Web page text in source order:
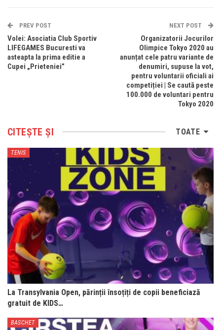
PREV POST
Volei: Asociatia Club Sportiv
LIFEGAMES Bucuresti va
asteapta la prima editie a
Cupei „Prieteniei”
NEXT POST
Organizatorii Jocurilor
Olimpice Tokyo 2020 au
anunțat cele patru variante de
denumiri, supuse la vot,
pentru voluntarii oficiali ai
competiției | Se caută peste
100.000 de voluntari pentru
Tokyo 2020
TOATE
CITEȘTE ȘI
TENIS
La Transylvania Open, părinții însoțiți de copii beneficiază
gratuit de KIDS…
BASCHET